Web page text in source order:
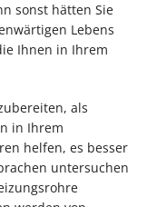
sonst hätten Sie
Lebens
Ihnen in Ihrem
als
in Ihrem
helfen, es besser
untersuchen